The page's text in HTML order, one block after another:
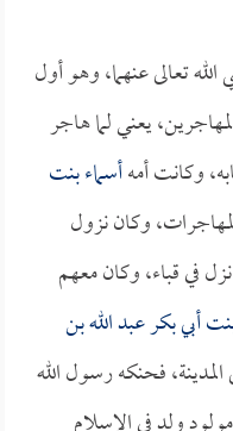
تعالى عنهما، وهو أول
يعني لما هاجر
وكانت أمهأسماء بنت
وكان نزول
في قباء، وكان معهم
أبي بكرعبد الله بن
فحنكه رسول الله